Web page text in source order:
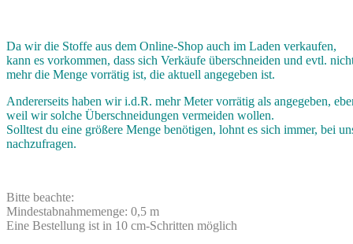
Da wir die Stoffe aus dem Online-Shop auch im Laden verkaufen,
kann es vorkommen, dass sich Verkäufe überschneiden und evtl.
mehr die Menge vorrätig ist, die aktuell angegeben ist.
Andererseits haben wir i.d.R. mehr Meter vorrätig als angegeben,
weil wir solche Überschneidungen vermeiden wollen.
Solltest du eine größere Menge benötigen, lohnt es sich immer, bei
nachzufragen.
Bitte beachte:
Mindestabnahmemenge: 0,5 m
Eine Bestellung ist in 10 cm-Schritten möglich